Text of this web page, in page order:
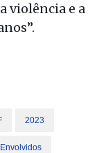
violência e a
2023